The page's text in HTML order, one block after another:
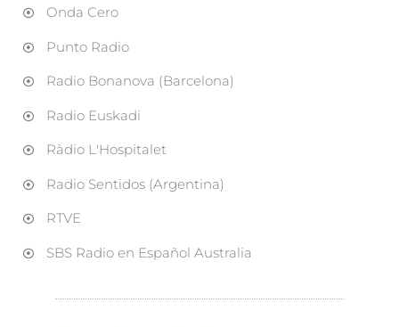
Onda Cero
Punto Radio
Radio Bonanova (Barcelona)
Radio Euskadi
Ràdio L'Hospitalet
Radio Sentidos (Argentina)
RTVE
SBS Radio en Español Australia